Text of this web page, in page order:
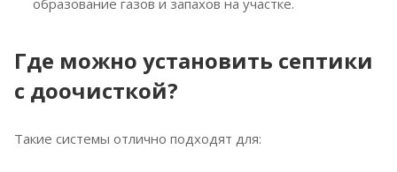
образование газов и запахов на участке.
Где можно установить септики
с доочисткой?
Такие системы отлично подходят для: